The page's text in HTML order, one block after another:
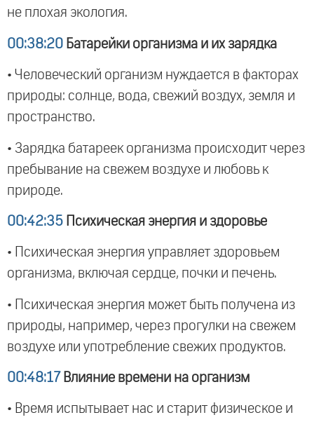
не плохая экология.
00:38:20 Батарейки организма и их зарядка
• Человеческий организм нуждается в факторах
природы: солнце, вода, свежий воздух, земля и
пространство.
• Зарядка батареек организма происходит через
пребывание на свежем воздухе и любовь к
природе.
00:42:35 Психическая энергия и здоровье
• Психическая энергия управляет здоровьем
организма, включая сердце, почки и печень.
• Психическая энергия может быть получена из
природы, например, через прогулки на свежем
воздухе или употребление свежих продуктов.
00:48:17 Влияние времени на организм
• Время испытывает нас и старит физическое и